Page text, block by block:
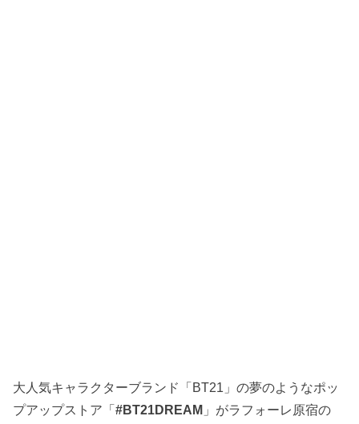
大人気キャラクターブランド「BT21」の夢のようなポッ
プアップストア「#BT21DREAM 」がラフォーレ原宿の